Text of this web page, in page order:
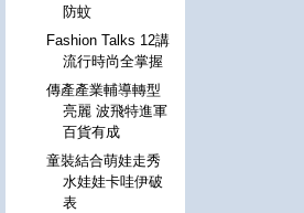
防蚊
Fashion Talks 12講
流行時尚全掌握
傳產產業輔導轉型
亮麗 波飛特進軍
百貨有成
童裝結合萌娃走秀
水娃娃卡哇伊破
表